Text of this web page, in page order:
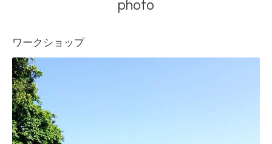
photo
ワークショップ